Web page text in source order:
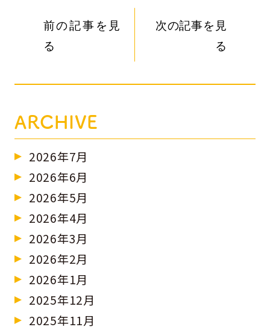
前の記事を見
る
次の記事を見
る
ARCHIVE
2026年7月
2026年6月
2026年5月
2026年4月
2026年3月
2026年2月
2026年1月
2025年12月
2025年11月